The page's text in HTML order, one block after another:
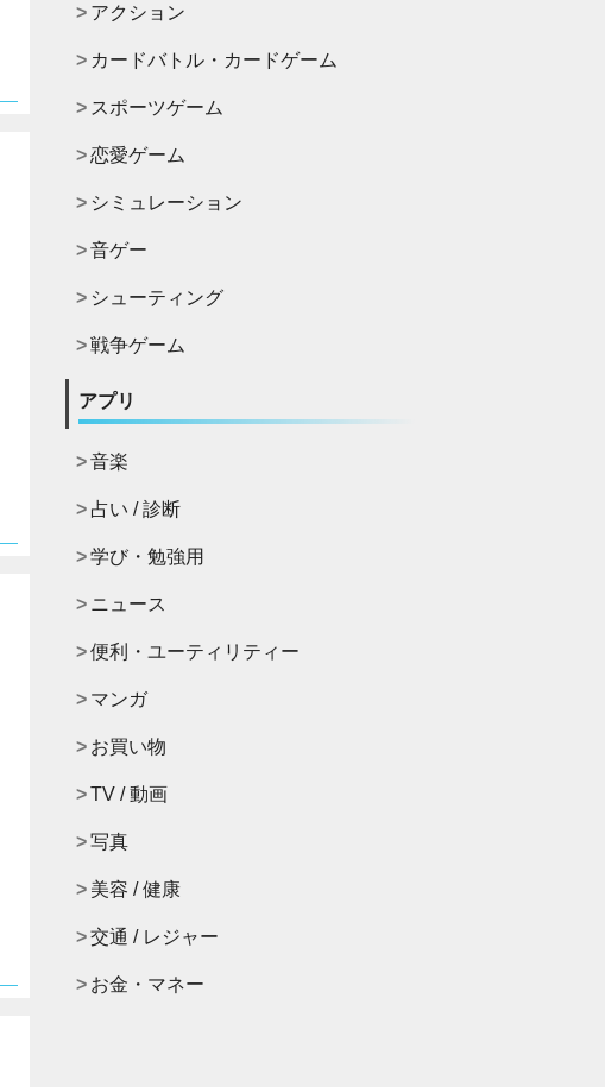
アクション
カードバトル・カードゲーム
スポーツゲーム
恋愛ゲーム
シミュレーション
音ゲー
シューティング
戦争ゲーム
アプリ
音楽
占い / 診断
学び・勉強用
ニュース
便利・ユーティリティー
マンガ
お買い物
TV / 動画
写真
美容 / 健康
交通 / レジャー
お金・マネー